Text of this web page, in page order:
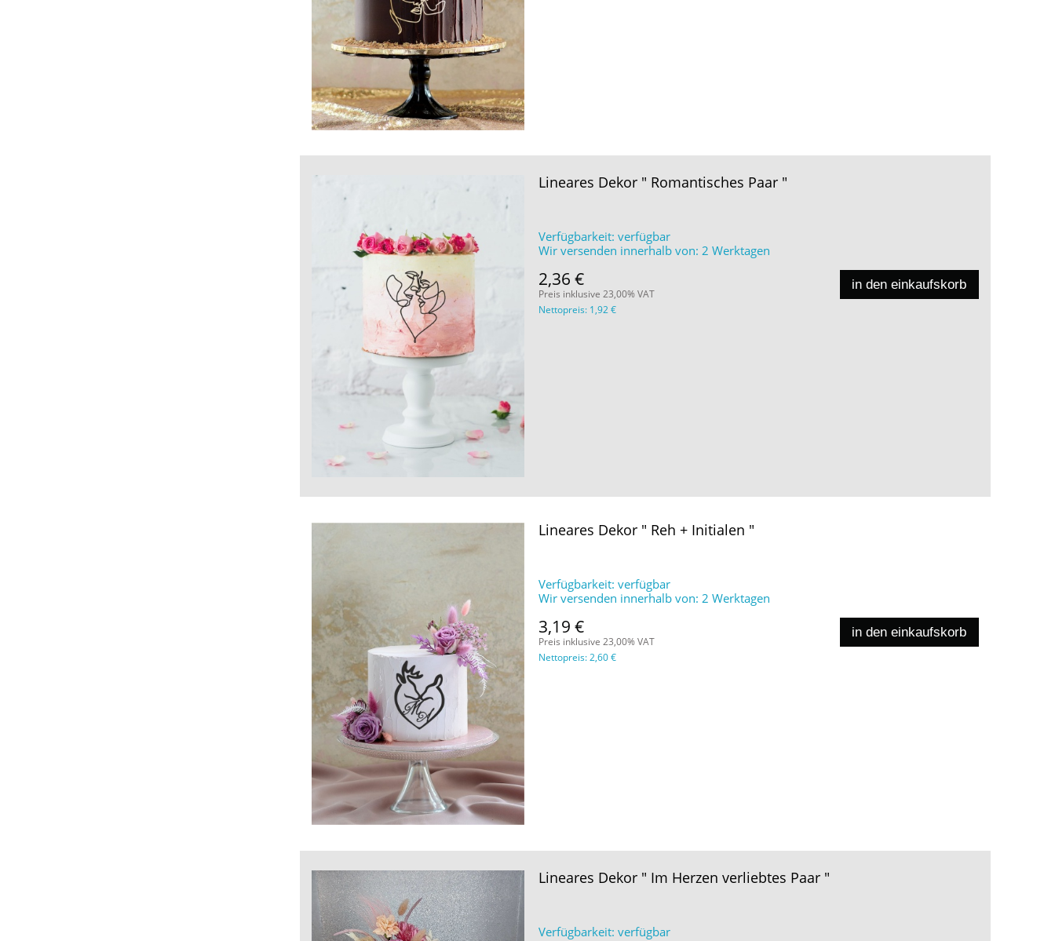
Lineares Dekor " Romantisches Paar "
Verfügbarkeit: verfügbar
Wir versenden innerhalb von: 2 Werktagen
2,36 €
Preis inklusive 23,00% VAT
Nettopreis: 1,92 €
in den einkaufskorb
Lineares Dekor " Reh + Initialen "
Verfügbarkeit: verfügbar
Wir versenden innerhalb von: 2 Werktagen
3,19 €
Preis inklusive 23,00% VAT
Nettopreis:2,60 €
in den einkaufskorb
Lineares Dekor " Im Herzen verliebtes Paar "
Verfügbarkeit: verfügbar